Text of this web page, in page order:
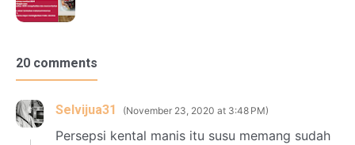
20 comments
Selvijua31 November 23, 2020 at 3:48 PM
Persepsi kental manis itu susu memang sudah